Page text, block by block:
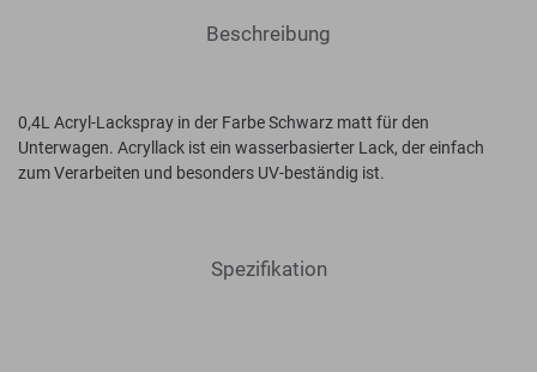
Beschreibung
0,4L Acryl-Lackspray in der Farbe Schwarz matt für den
Unterwagen. Acryllack ist ein wasserbasierter Lack, der einfach
zum Verarbeiten und besonders UV-beständig ist.
Spezifikation